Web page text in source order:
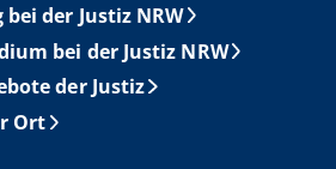
der Justiz NRW
bei der Justiz NRW
der Justiz
Ort